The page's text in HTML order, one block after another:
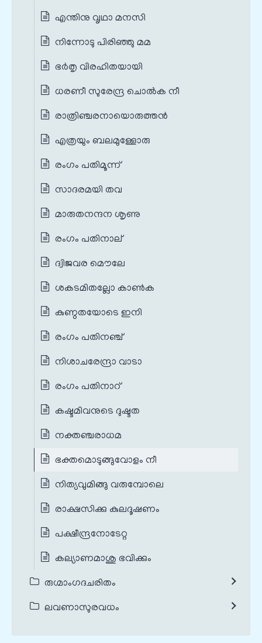
എന്തിനു വൃഥാ മനസി
നിന്നോടു പിരിഞ്ഞു മമ
ഭര്‍തൃ വിരഹിതയായി
ധരണീ സുരേന്ദ്ര ചൊല്‍ക നീ
രാത്രിഞ്ചരനായൊരുത്തന്‍
എത്രയും ബലമുള്ളോരു
രംഗം പതിമൂന്ന്
സാദരമയി തവ
മാരുതനന്ദന ശൃണു
രംഗം പതിനാല്
ദ്വിജവര മൌലേ
ശകടമിതല്ലോ കാണ്‍ക
കുണ്ഠതയോടെ ഇനി
രംഗം പതിനഞ്ച്
നിശാചരേന്ദ്രാ വാടാ
രംഗം പതിനാറ്
കഷ്ടമിവനുടെ ദുഷ്ടത
നക്തഞ്ചരാധമ
ഭക്തമൊടുങ്ങുവോളം നീ
നിത്യവുമിങ്ങു വരുമ്പോലെ
രാക്ഷസിക്കു കുലദൂഷണം
പക്ഷീന്ദ്രനോടേറ്റ
കല്യാണമാശു ഭവിക്കും
രുഗ്മാംഗദചരിതം
ലവണാസുരവധം